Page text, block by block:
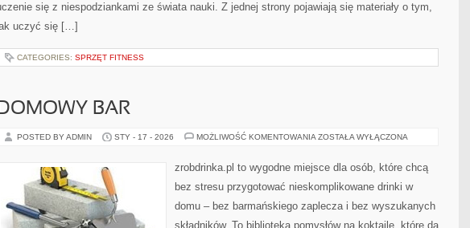
się z niespodziankami ze świata nauki. Z jednej strony pojawiają się materiały o tym,
uczyć się […]
CATEGORIES: SPRZĘT FITNESS
DOMOWY BAR
POSTED BY ADMIN STY - 17 - 2026 MOŻLIWOŚĆ KOMENTOWANIA DOMOWY
ZOSTAŁA WYŁĄCZONA
zrobdrinka.pl to wygodne miejsce dla osób, które chcą
bez stresu przygotować nieskomplikowane drinki w
domu – bez barmańskiego zaplecza i bez wyszukanych
składników. To biblioteka pomysłów na koktajle, które da